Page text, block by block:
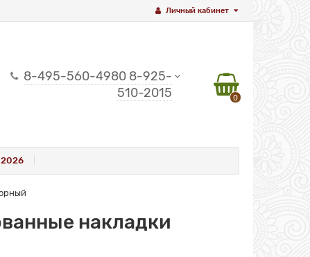
Личный кабинет
8-495-560-4980 8-925-
510-2015
0
накладки